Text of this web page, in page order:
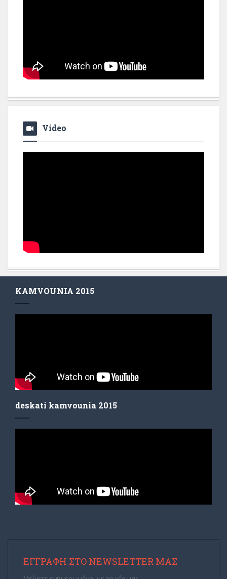
Video
KAMVOUNIA 2015
deskati kamvounia 2015
ΕΓΓΡΑΦΉ ΣΤΟ NEWSLETTER ΜΑΣ